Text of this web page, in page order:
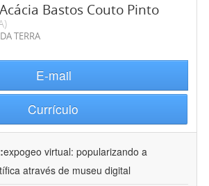
Acácia Bastos Couto Pinto
TERRA
E-mail
Currículo
expogeo virtual: popularizando a
através de museu digital